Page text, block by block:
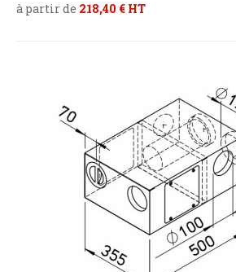
à partir de 218,40 € HT